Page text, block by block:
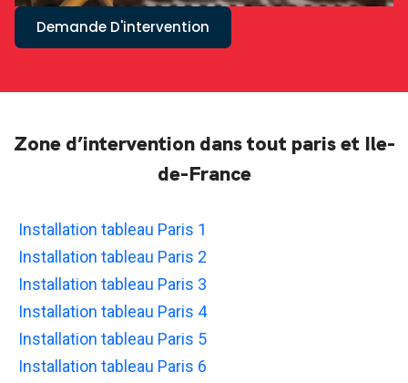
Demande D'intervention
Zone d’intervention dans tout paris et Ile-
de-France
Installation tableau Paris 1
Installation tableau Paris 2
Installation tableau Paris 3
Installation tableau Paris 4
Installation tableau Paris 5
Installation tableau Paris 6